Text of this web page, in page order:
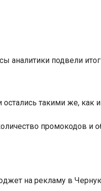
аналитики подвели
такими же, как
промокодов и
на рекламу в